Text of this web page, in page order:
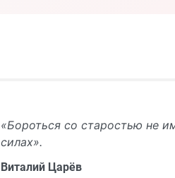
«Бороться со старостью не
силах».
Виталий Царёв